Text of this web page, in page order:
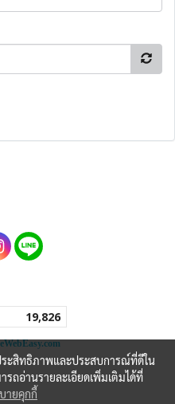
19,826
ระสิทธิภาพและประสบการณ์ที่ดีใน
รถอ่านรายละเอียดเพิ่มเติมได้ที่
ายคุกกี้